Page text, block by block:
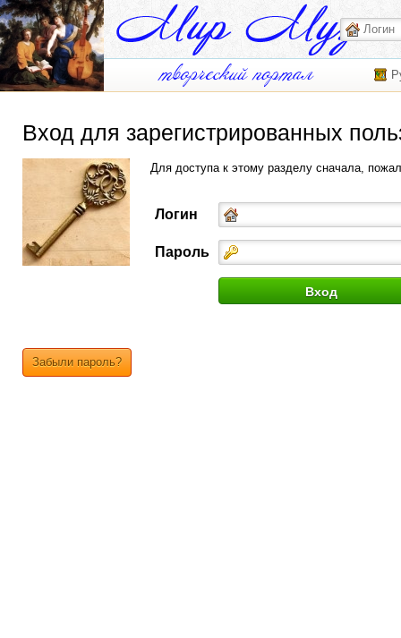
Вход для зарегистрированных
Для доступа к этому разделу сначала,
Логин
Пароль
Забыли пароль?